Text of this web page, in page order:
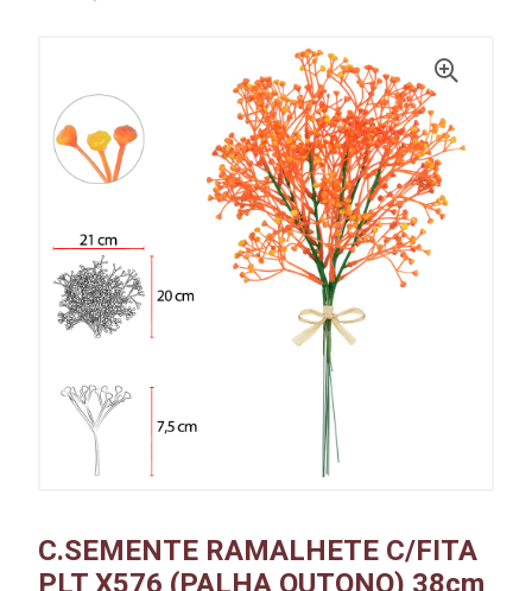
C.SEMENTE RAMALHETE C/FITA
PLT X576 (PALHA OUTONO) 38cm